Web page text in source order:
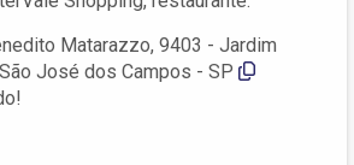
Matarazzo, 9403 - Jardim
José dos Campos - SP